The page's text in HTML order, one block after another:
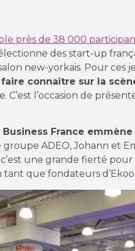
près de 38 000
des start-up
new-yorkais. Pour ces
faire connaître sur la
l’occasion de
Business France
groupe ADEO, Johann et
une grande fierté pour
tant que fondateurs